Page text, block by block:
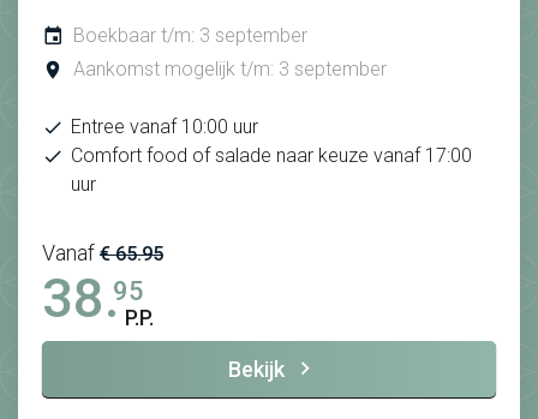
Boekbaar t/m: 3 september
Aankomst mogelijk t/m: 3 september
Entree vanaf 10:00 uur
Comfort food of salade naar keuze vanaf 17:00
uur
Vanaf € 65.95
38.95
P.P.
Bekijk